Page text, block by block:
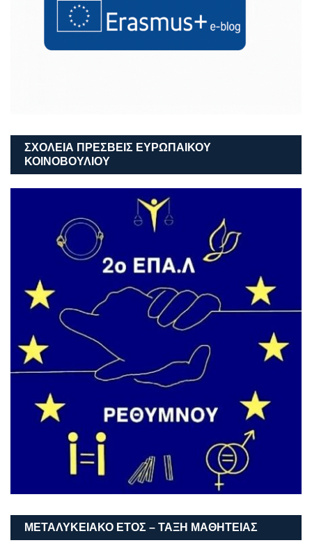
ΣΧΟΛΕΙΑ ΠΡΕΣΒΕΙΣ ΕΥΡΩΠΑΙΚΟΥ
ΚΟΙΝΟΒΟΥΛΙΟΥ
ΜΕΤΑΛΥΚΕΙΑΚΌ ΈΤΟΣ – ΤΆΞΗ ΜΑΘΗΤΕΊΑΣ